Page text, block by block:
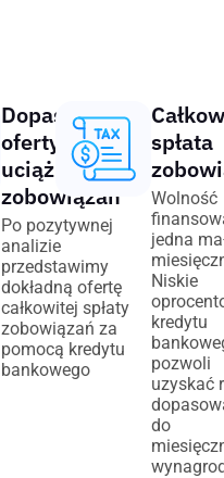
Dopasowanie
oferty spłaty
uciążliwych
zobowiązań
Po pozytywnej
analizie
przedstawimy
dokładną ofertę
całkowitej spłaty
zobowiązań za
pomocą kredytu
bankowego
spłata
Wolność
jedna
Niskie
kredytu
pozwoli
uzyskać
do